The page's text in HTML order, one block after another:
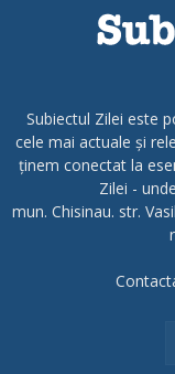
Subiectul Zilei este
cele mai actuale și
ținem conectat la
Zilei -
mun. Chisinau. str.